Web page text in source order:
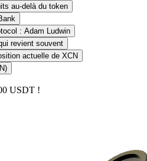
au-delà du token
: Adam Ludwin
revient souvent
actuelle de XCN
USDT !